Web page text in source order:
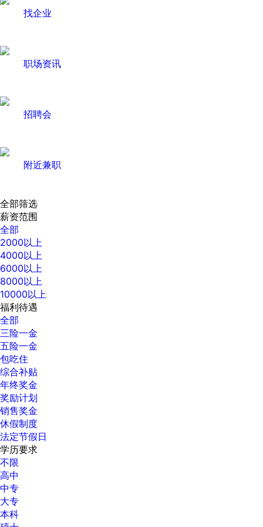
找企业
职场资讯
招聘会
附近兼职
全部筛选
薪资范围
全部
2000以上
4000以上
6000以上
8000以上
10000以上
福利待遇
全部
三险一金
五险一金
包吃住
综合补贴
年终奖金
奖励计划
销售奖金
休假制度
法定节假日
学历要求
不限
高中
中专
大专
本科